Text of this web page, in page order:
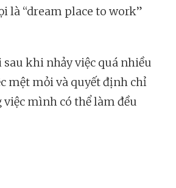
là “dream place to work”
khi nhảy việc quá nhiều
mệt mỏi và quyết định chỉ
việc mình có thể làm đều